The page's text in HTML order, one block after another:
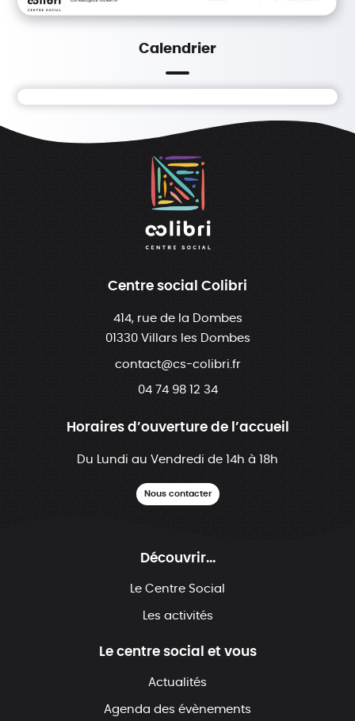
Calendrier
Centre social Colibri
414, rue de la Dombes
01330 Villars les Dombes
contact@cs-colibri.fr
04 74 98 12 34
Horaires d’ouverture de l’accueil
Du Lundi au Vendredi de 14h à 18h
Nous contacter
Découvrir...
Le Centre Social
Les activités
Le centre social et vous
Actualités
Agenda des évènements